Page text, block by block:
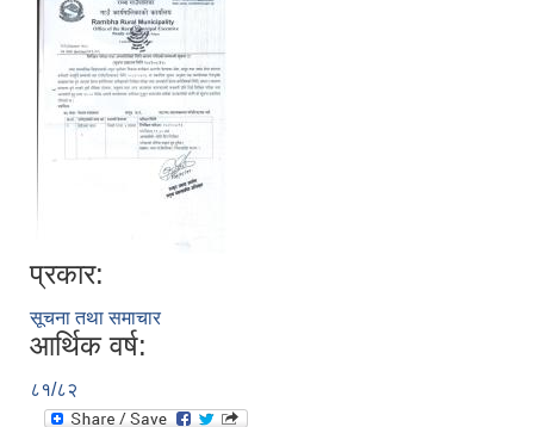
प्रकार:
सूचना तथा समाचार
आर्थिक वर्ष:
८१/८२